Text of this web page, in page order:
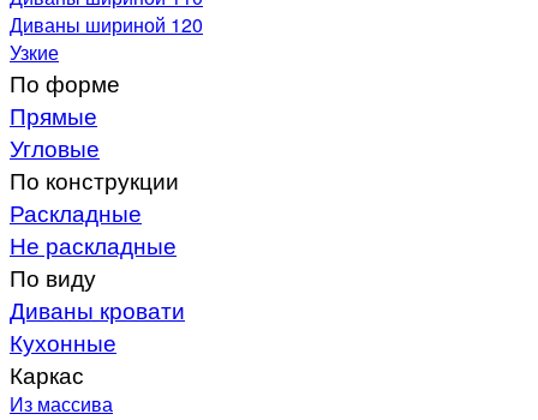
Диваны шириной 120
Узкие
По форме
Прямые
Угловые
По конструкции
Раскладные
Не раскладные
По виду
Диваны кровати
Кухонные
Каркас
Из массива